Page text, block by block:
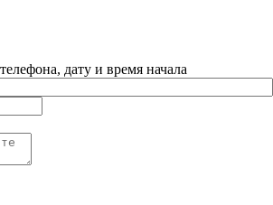
дату и время начала